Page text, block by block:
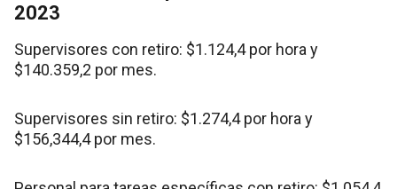
2023
Supervisores con retiro: $1.124,4 por hora y
$140.359,2 por mes.
Supervisores sin retiro: $1.274,4 por hora y
$156,344,4 por mes.